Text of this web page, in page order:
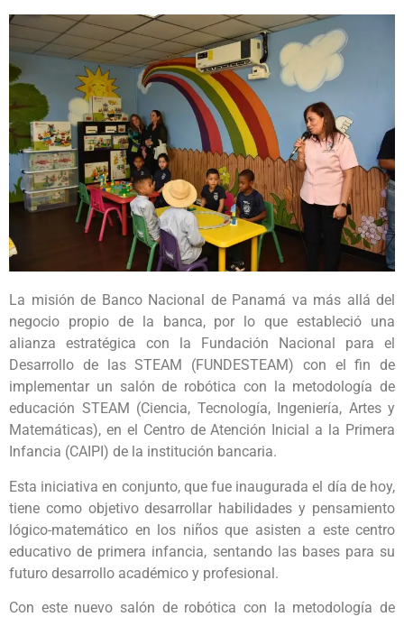
La misión de Banco Nacional de Panamá va más allá del
negocio propio de la banca, por lo que estableció una
alianza estratégica con la Fundación Nacional para el
Desarrollo de las STEAM (FUNDESTEAM) con el fin de
implementar un salón de robótica con la metodología de
educación STEAM (Ciencia, Tecnología, Ingeniería, Artes y
Matemáticas), en el Centro de Atención Inicial a la Primera
Infancia (CAIPI) de la institución bancaria.
Esta iniciativa en conjunto, que fue inaugurada el día de hoy,
tiene como objetivo desarrollar habilidades y pensamiento
lógico-matemático en los niños que asisten a este centro
educativo de primera infancia, sentando las bases para su
futuro desarrollo académico y profesional.
Con este nuevo salón de robótica con la metodología de